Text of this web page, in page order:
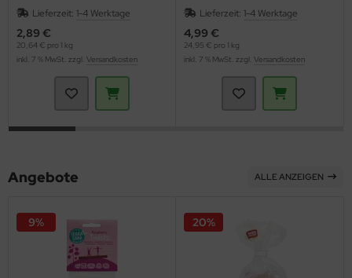
Lieferzeit: 1-4 Werktage
2,89 €
20,64 € pro 1 kg
inkl. 7 % MwSt. zzgl. Versandkosten
Lieferzeit: 1-4 Werktage
4,99 €
24,95 € pro 1 kg
inkl. 7 % MwSt. zzgl. Versandkosten
Angebote ALLE ANZEIGEN
9% 20%